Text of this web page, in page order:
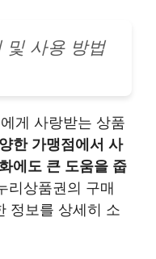
및 사용 방법
게 사랑받는 상품
한 가맹점에서 사
에도 큰 도움을 줍
리상품권의 구매
정보를 상세히 소